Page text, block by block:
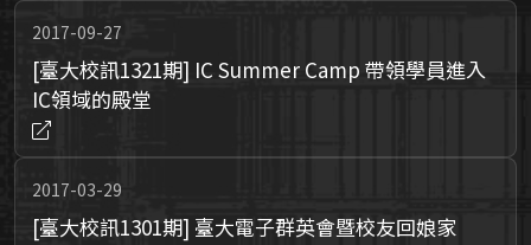
2017-09-27
[臺大校訊1321期] IC Summer Camp 帶領學員進入
IC領域的殿堂
2017-03-29
[臺大校訊1301期] 臺大電子群英會暨校友回娘家